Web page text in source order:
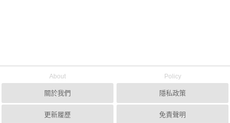
About
關於我們
更新履歷
Policy
隱私政策
免責聲明